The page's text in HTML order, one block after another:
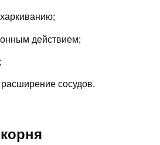
действием;
расширение сосудов.